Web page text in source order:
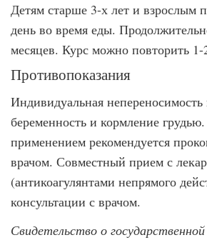
Детям старше 3-х лет и взрослым
день во время еды.
месяцев. Курс можно повторить 1-
Противопоказания
Индивидуальная
беременность и кормление
применением рекомендуется
врачом. Совместный прием с
(антикоагулянтами непрямого
консультации с врачом.
Свидетельство о